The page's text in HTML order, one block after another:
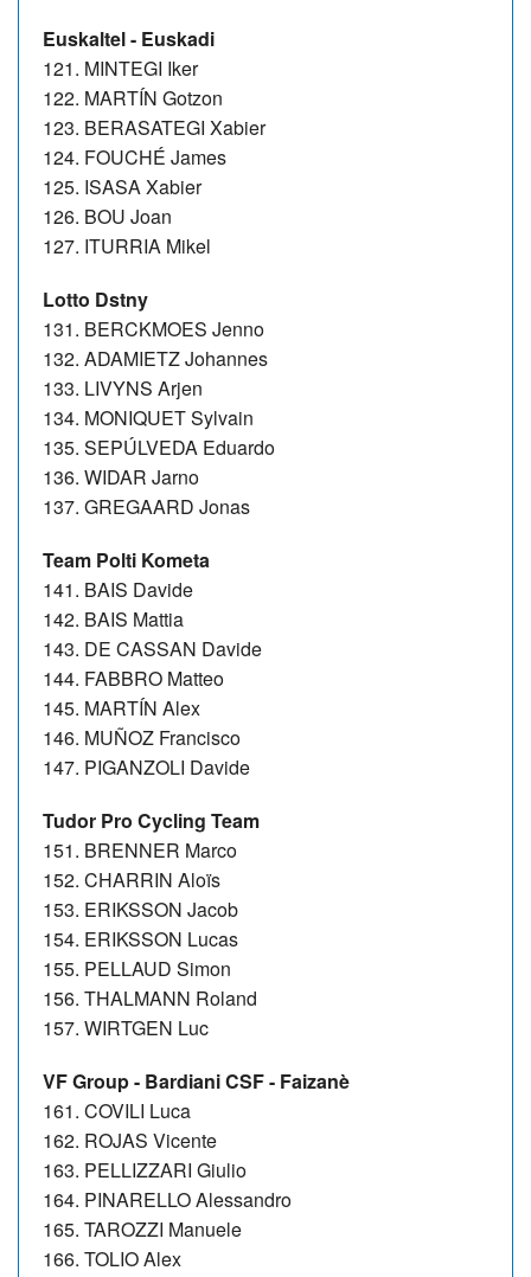
Euskaltel - Euskadi
121. MINTEGI Iker
122. MARTÍN Gotzon
123. BERASATEGI Xabier
124. FOUCHÉ James
125. ISASA Xabier
126. BOU Joan
127. ITURRIA Mikel
Lotto Dstny
131. BERCKMOES Jenno
132. ADAMIETZ Johannes
133. LIVYNS Arjen
134. MONIQUET Sylvain
135. SEPÚLVEDA Eduardo
136. WIDAR Jarno
137. GREGAARD Jonas
Team Polti Kometa
141. BAIS Davide
142. BAIS Mattia
143. DE CASSAN Davide
144. FABBRO Matteo
145. MARTÍN Alex
146. MUÑOZ Francisco
147. PIGANZOLI Davide
Tudor Pro Cycling Team
151. BRENNER Marco
152. CHARRIN Aloïs
153. ERIKSSON Jacob
154. ERIKSSON Lucas
155. PELLAUD Simon
156. THALMANN Roland
157. WIRTGEN Luc
VF Group - Bardiani CSF - Faizanè
161. COVILI Luca
162. ROJAS Vicente
163. PELLIZZARI Giulio
164. PINARELLO Alessandro
165. TAROZZI Manuele
166. TOLIO Alex